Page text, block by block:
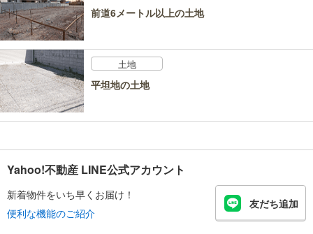
前道6メートル以上の土地
土地
平坦地の土地
Yahoo!不動産 LINE公式アカウント
新着物件をいち早くお届け！
便利な機能のご紹介
友だち追加